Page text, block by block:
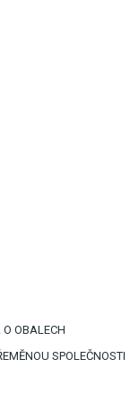
O OBALECH
SPOLEČNOSTI